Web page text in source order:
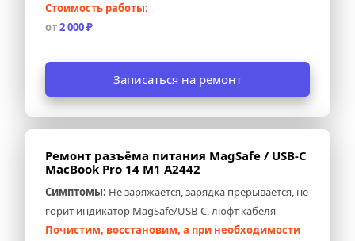
Стоимость работы:
от 2 000 ₽
Записаться на ремонт
Ремонт разъёма питания MagSafe / USB-C
MacBook Pro 14 M1 A2442
Симптомы: Не заряжается, зарядка прерывается, не
горит индикатор MagSafe/USB-C, люфт кабеля
Почистим, восстановим, а при необходимости